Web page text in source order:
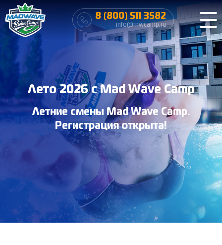
8 (800) 511 3582
info@mwcamp.ru
Лето 2026 с Mad Wave Camp
Летние смены Mad Wave Camp.
Регистрация открыта!